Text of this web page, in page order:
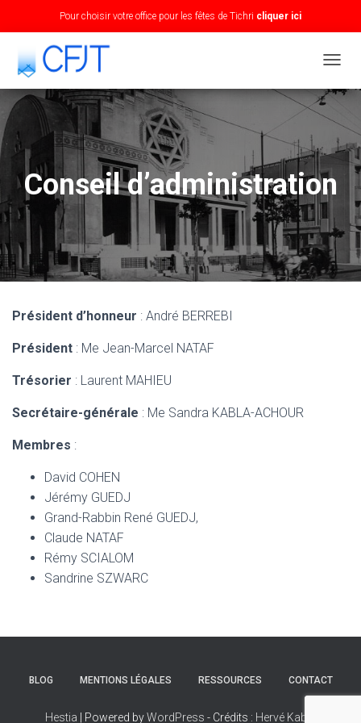
Pour choisir votre office pour les fêtes de Tichri cliquer ici
O
G
E
A
V
G
A
T
Conseil d’administration
Président d’honneur : André BERREBI
Président : Me Jean-Marcel NATAF
Trésorier : Laurent MAHIEU
Secrétaire-générale : Me Sandra KABLA-ACHOUR
Membres :
David COHEN
Jérémy GUEDJ
Grand-Rabbin René GUEDJ,
Claude NATAF
Rémy SCIALOM
Sandrine SZWARC
BLOG MENTIONS LÉGALES RESSOURCES CONTACT
Hestia | Powered byWordPress - Crédits : Hervé Kabla